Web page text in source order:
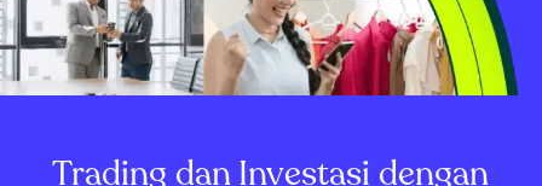
Trading dan Investasi dengan